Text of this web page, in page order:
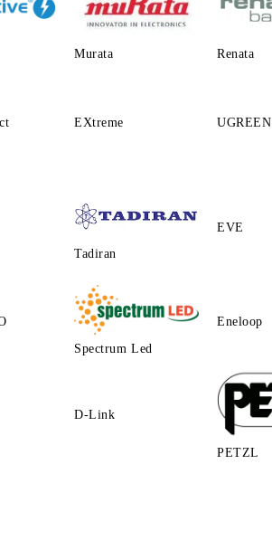
Murata
Renata
EXtreme UGREEN
Tadiran
EVE
Spectrum Led
Eneloop
D-Link
PETZL